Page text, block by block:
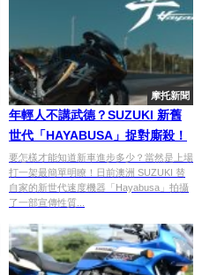
摩托新聞
年輕人不講武德？SUZUKI 新舊
世代「HAYABUSA」捉對廝殺！
要怎樣才能知道新車進步多少？當然是上場
打一架最簡單明瞭！日前澳洲 SUZUKI 替
自家的新世代速度機器「Hayabusa」拍攝
了一部宣傳性質...